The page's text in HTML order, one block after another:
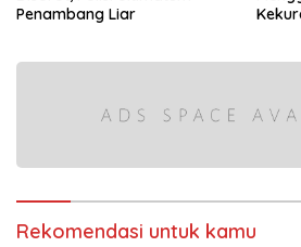
Penambang Liar
Rekomendasi untuk kamu